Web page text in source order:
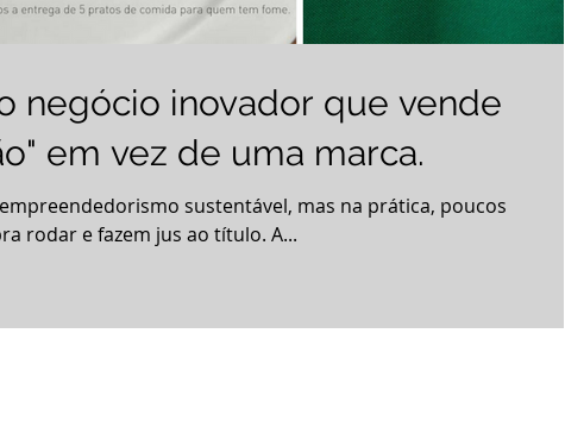
negócio inovador que vende
em vez de uma marca.
sustentável, mas na prática, poucos
realmente o colocam pra rodar e fazem jus ao título. A...